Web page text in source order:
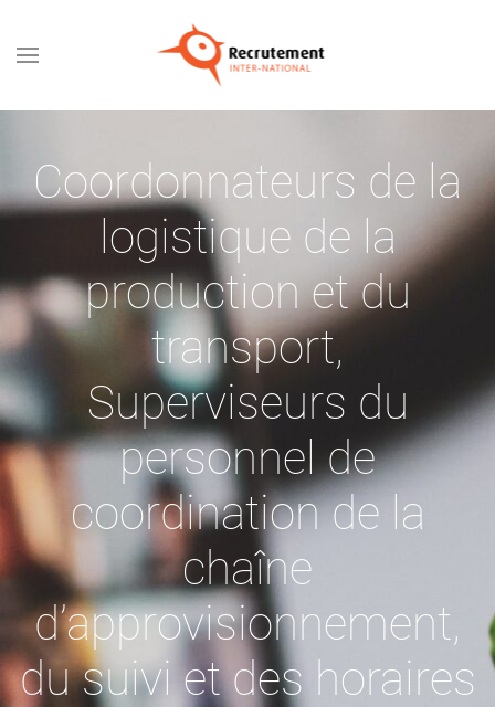
Passer au contenu principal
Coordonnateurs de la
logistique de la
production et du
transport,
Superviseurs du
personnel de
coordination de la
chaîne
d’approvisionnement,
du suivi et des horaires